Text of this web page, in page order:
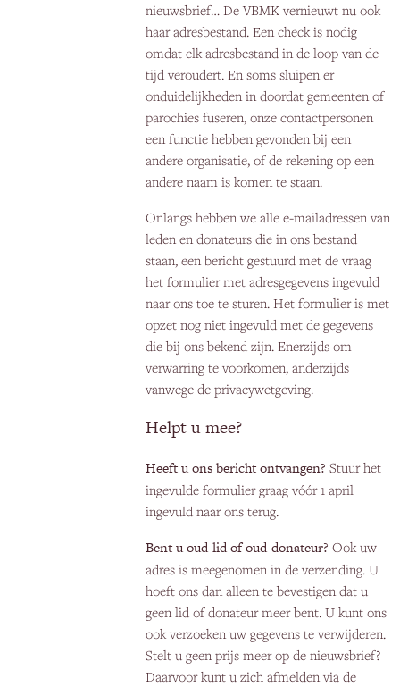
nieuwsbrief… De VBMK vernieuwt nu ook
haar adresbestand. Een check is nodig
omdat elk adresbestand in de loop van de
tijd veroudert. En soms sluipen er
onduidelijkheden in doordat gemeenten of
parochies fuseren, onze contactpersonen
een functie hebben gevonden bij een
andere organisatie, of de rekening op een
andere naam is komen te staan.
Onlangs hebben we alle e-mailadressen van
leden en donateurs die in ons bestand
staan, een bericht gestuurd met de vraag
het formulier met adresgegevens ingevuld
naar ons toe te sturen. Het formulier is met
opzet nog niet ingevuld met de gegevens
die bij ons bekend zijn. Enerzijds om
verwarring te voorkomen, anderzijds
vanwege de privacywetgeving.
Helpt u mee?
Heeft u ons bericht ontvangen?Stuur het
ingevulde formulier graag vóór 1 april
ingevuld naar ons terug.
Bent u oud-lid of oud-donateur? Ook uw
adres is meegenomen in de verzending. U
hoeft ons dan alleen te bevestigen dat u
geen lid of donateur meer bent. U kunt ons
ook verzoeken uw gegevens te verwijderen.
Stelt u geen prijs meer op de nieuwsbrief?
Daarvoor kunt u zich afmelden via de